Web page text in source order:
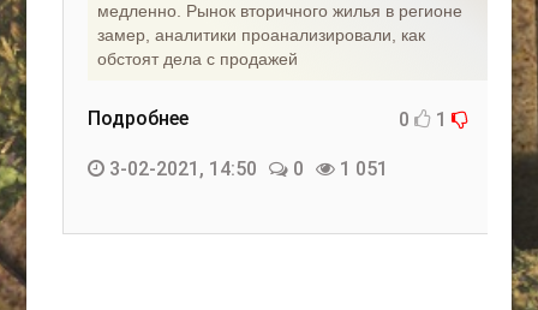
Edgarpo26@gmail.com
axin.ed@yandex.ru
yrikf40@gmail.com
Eltaro-Vrn.ru
медленно. Рынок вторичного жилья в регионе
замер, аналитики проанализировали, как
обстоят дела с продажей
Подробнее 0 1
3-02-2021, 14:50 0 1 051